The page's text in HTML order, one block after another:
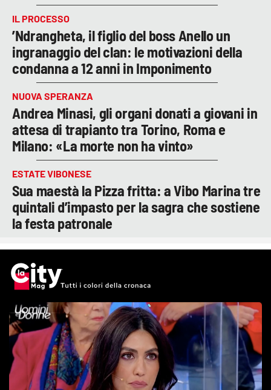
IL PROCESSO
’Ndrangheta, il figlio del boss Anello un
ingranaggio del clan: le motivazioni della
condanna a 12 anni in Imponimento
NUOVA SPERANZA
Andrea Minasi, gli organi donati a giovani in
attesa di trapianto tra Torino, Roma e
Milano: «La morte non ha vinto»
ESTATE VIBONESE
Sua maestà la Pizza fritta: a Vibo Marina tre
quintali d’impasto per la sagra che sostiene
la festa patronale